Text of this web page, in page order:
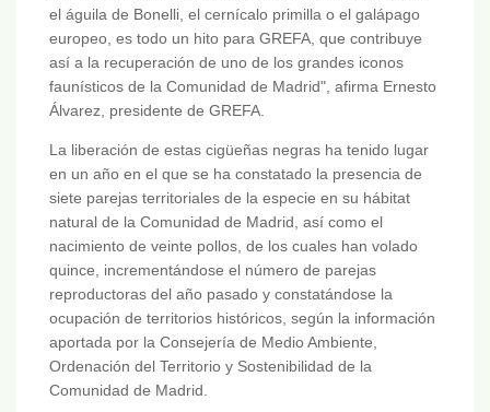
el águila de Bonelli, el cernícalo primilla o el galápago
europeo, es todo un hito para GREFA, que contribuye
así a la recuperación de uno de los grandes iconos
faunísticos de la Comunidad de Madrid", afirma Ernesto
Álvarez, presidente de GREFA.
La liberación de estas cigüeñas negras ha tenido lugar
en un año en el que se ha constatado la presencia de
siete parejas territoriales de la especie en su hábitat
natural de la Comunidad de Madrid, así como el
nacimiento de veinte pollos, de los cuales han volado
quince, incrementándose el número de parejas
reproductoras del año pasado y constatándose la
ocupación de territorios históricos, según la información
aportada por la Consejería de Medio Ambiente,
Ordenación del Territorio y Sostenibilidad de la
Comunidad de Madrid.